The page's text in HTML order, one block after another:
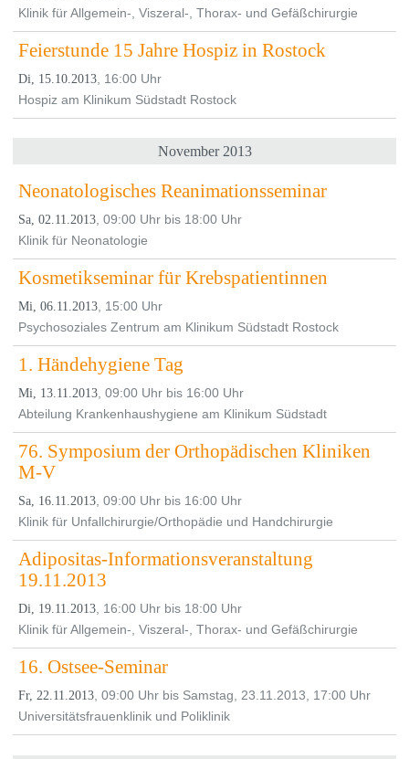
Klinik für Allgemein-, Viszeral-, Thorax- und Gefäßchirurgie
Feierstunde 15 Jahre Hospiz in Rostock
Di, 15.10.2013 , 16:00 Uhr
Hospiz am Klinikum Südstadt Rostock
November 2013
Neonatologisches Reanimationsseminar
Sa, 02.11.2013 , 09:00 Uhr bis 18:00 Uhr
Klinik für Neonatologie
Kosmetikseminar für Krebspatientinnen
Mi, 06.11.2013 , 15:00 Uhr
Psychosoziales Zentrum am Klinikum Südstadt Rostock
1. Händehygiene Tag
Mi, 13.11.2013 , 09:00 Uhr bis 16:00 Uhr
Abteilung Krankenhaushygiene am Klinikum Südstadt
76. Symposium der Orthopädischen Kliniken
M-V
Sa, 16.11.2013 , 09:00 Uhr bis 16:00 Uhr
Klinik für Unfallchirurgie/Orthopädie und Handchirurgie
Adipositas-Informationsveranstaltung
19.11.2013
Di, 19.11.2013 , 16:00 Uhr bis 18:00 Uhr
Klinik für Allgemein-, Viszeral-, Thorax- und Gefäßchirurgie
16. Ostsee-Seminar
Fr, 22.11.2013 , 09:00 Uhr bis Samstag, 23.11.2013, 17:00 Uhr
Universitätsfrauenklinik und Poliklinik